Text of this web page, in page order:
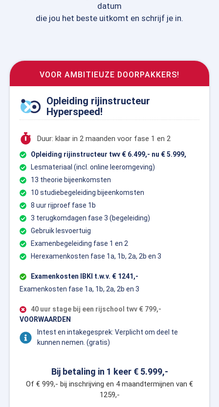
datum
die jou het beste uitkomt en schrijf je in.
Opleiding rijinstructeur
Hyperspeed!
Duur: klaar in 2 maanden voor fase 1 en 2
Opleiding rijinstructeur twv € 6.499,- nu € 5.999,
Lesmateriaal (incl. online leeromgeving)
13 theorie bijeenkomsten
10 studiebegeleiding bijeenkomsten
8 uur rijproef fase 1b
3 terugkomdagen fase 3 (begeleiding)
Gebruik lesvoertuig
Examenbegeleiding fase 1 en 2
Herexamenkosten fase 1a, 1b, 2a, 2b en 3
Examenkosten IBKI t.w.v. € 1241,-
Examenkosten fase 1a, 1b, 2a, 2b en 3
40 uur stage bij een rijschool twv € 799,-
VOORWAARDEN
Intest en intakegesprek: Verplicht om deel te
kunnen nemen. (gratis)
Bij betaling in 1 keer € 5.999,-
Of € 999,- bij inschrijving en 4 maandtermijnen van €
1259,-
VOOR AMBITIEUZE DOORPAKKERS!